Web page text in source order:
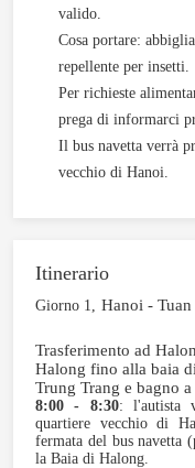
valido.
Cosa portare:
repellente per insetti.
Per richieste
prega di informarci
Il bus navetta verrà
vecchio di Hanoi.
Itinerario
Giorno 1,
Hanoi -
Trasferimento ad
Halong fino alla baia
Trung Trang e bagno a
8:00 - 8:30: l'autista
quartiere vecchio di
fermata del bus navetta
la Baia di Halong.